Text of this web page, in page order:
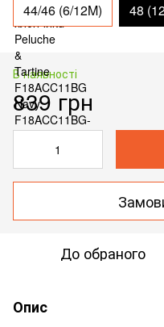
44/46 (6/12M) 48
В наявності
839 грн
До обраного
Опис